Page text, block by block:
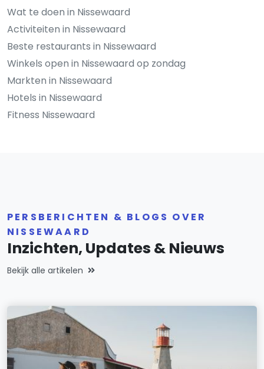
Wat te doen in Nissewaard
Activiteiten in Nissewaard
Beste restaurants in Nissewaard
Winkels open in Nissewaard op zondag
Markten in Nissewaard
Hotels in Nissewaard
Fitness Nissewaard
PERSBERICHTEN & BLOGS OVER
NISSEWAARD
Inzichten, Updates & Nieuws
Bekijk alle artikelen